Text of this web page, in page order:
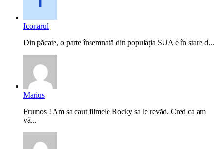
Iconarul
Din păcate, o parte însemnată din populația SUA e în stare d...
Marius
Frumos ! Am sa caut filmele Rocky sa le revăd. Cred ca am
vă...